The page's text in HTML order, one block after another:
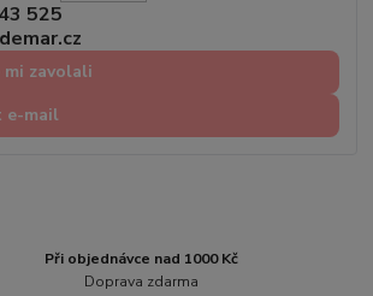
525
mi zavolali
e-mail
Při objednávce nad 1000 Kč
Doprava zdarma